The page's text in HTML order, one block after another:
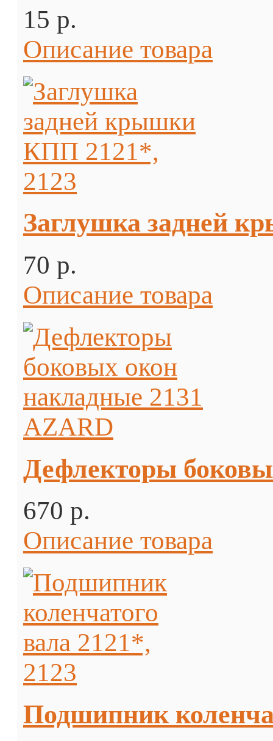
15 p.
Описание товара
Заглушка задней
70 p.
Описание товара
Дефлекторы
670 p.
Описание товара
Подшипник